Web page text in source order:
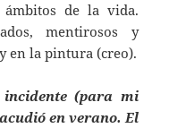
de la vida.
mentirosos y
en la pintura (creo).
(para mi
en verano. El